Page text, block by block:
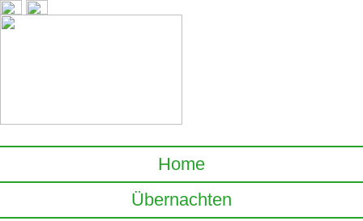
Home
Übernachten